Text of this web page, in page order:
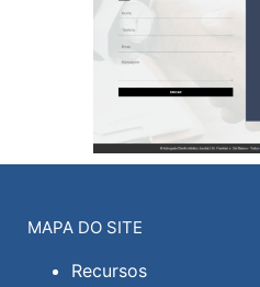
MAPA DO SITE
Recursos